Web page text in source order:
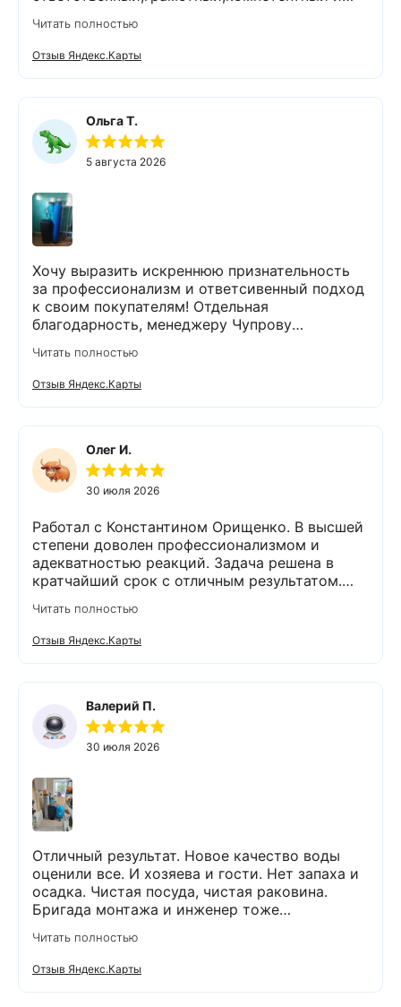
выполнены очень тщательно и качественно.На
все вопросы ответил
профессионально.Проанализировал и
выполнении работ поддерживал чистоту и
порядок.Помимо отличного выполненной
задачи,оставил хорошее настроение.Спасибо
Экодару,что в вашей организации работают
Читать полностью
Отзыв Яндекс.Карты
Ольга Т.
5 августа 2026
Хочу выразить искреннюю признательность
за профессионализм и ответсивенный подход
к своим покупателям! Отдельная
благодарность, менеджеру Чупрову
быстро и чётко всё объяснил,
порекомендовал и подобрал пару вариантов
оборудования. Монтаж так же сделали
Владимир был на связи и всегда отвечал на
интересующие нас вопросы. Приятным
бонусом был подарок😊👍спасибо. Остались
очень довольны компанией Экодар,
рекомендовать знакомым и друзьям,
обращаться в эту фирму.
Читать полностью
Отзыв Яндекс.Карты
Олег И.
30 июля 2026
Работал с Константином Орищенко. В высшей
степени доволен профессионализмом и
адекватностью реакций. Задача решена в
кратчайший срок с отличным результатом.
должном уровне. Спасибо!
Читать полностью
Отзыв Яндекс.Карты
Валерий П.
30 июля 2026
Отличный результат. Новое качество воды
оценили все. И хозяева и гости. Нет запаха и
осадка. Чистая посуда, чистая раковина.
Бригада монтажа и инженер тоже
рассказали. Монтаж прошел быстро и бе з
проблем и неудобств. Оборудование не
занимает много места и легко
Читать полностью
Отзыв Яндекс.Карты